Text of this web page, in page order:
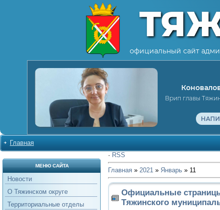
официальный сайт
Врип главы
Главная
МЕНЮ САЙТА
Новости
О Тяжинском округе
Территориальные отделы
· RSS
Главная » 2021 » Январь » 11
Официальные
Тяжинского